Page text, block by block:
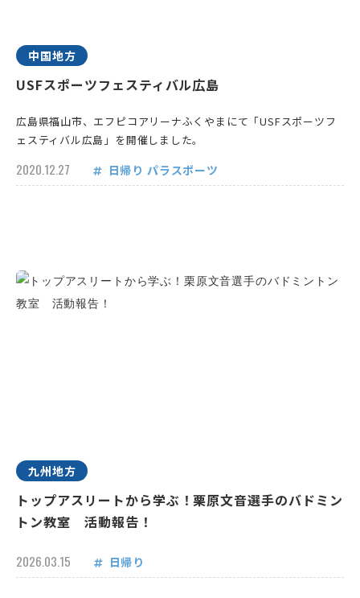
中国地方
USFスポーツフェスティバル広島
広島県福山市、エフピコアリーナふくやまにて「USFスポーツフ
ェスティバル広島」を開催しました。
2020.12.27 日帰り パラスポーツ
九州地方
トップアスリートから学ぶ！栗原文音選手のバドミン
トン教室 活動報告！
2026.03.15 日帰り